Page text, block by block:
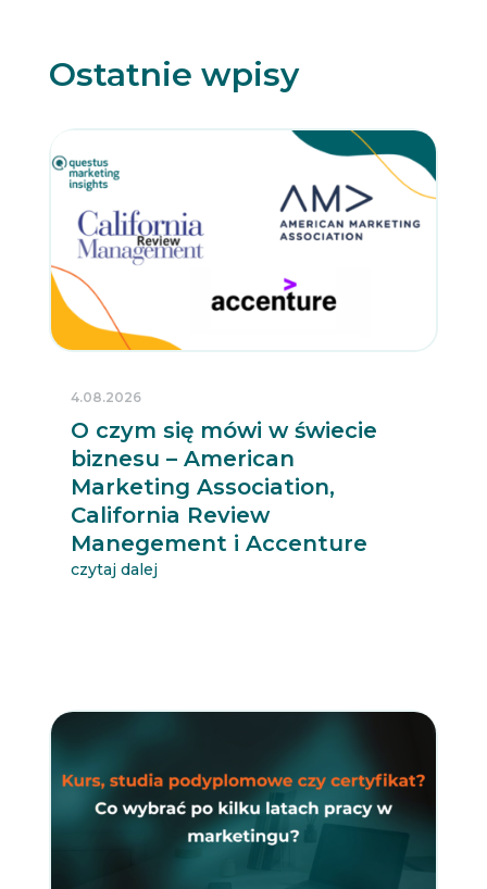
Ostatnie wpisy
O czym się mówi w świecie
biznesu – American
Marketing Association,
California Review
Manegement i Accenture
4.08.2026
czytaj dalej